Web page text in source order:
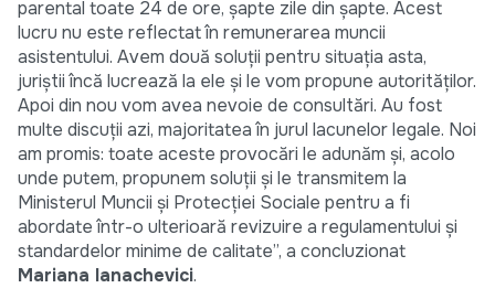
parental toate 24 de ore, șapte zile din șapte. Acest
lucru nu este reflectat în remunerarea muncii
asistentului. Avem două soluții pentru situația asta,
juriștii încă lucrează la ele și le vom propune autorităților.
Apoi din nou vom avea nevoie de consultări. Au fost
multe discuții azi, majoritatea în jurul lacunelor legale. Noi
am promis: toate aceste provocări le adunăm și, acolo
unde putem, propunem soluții și le transmitem la
Ministerul Muncii și Protecției Sociale pentru a fi
abordate într-o ulterioară revizuire a regulamentului și
standardelor minime de calitate”, a concluzionat
Mariana Ianachevici.